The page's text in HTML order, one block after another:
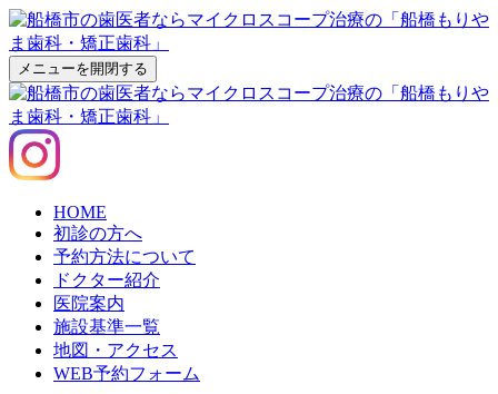
メニューを開閉する
HOME
初診の方へ
予約方法について
ドクター紹介
医院案内
施設基準一覧
地図・アクセス
WEB予約フォーム